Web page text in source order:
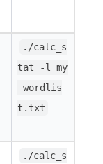
./calc_s
tat -l my
_wordlis
t.txt
./calc_s